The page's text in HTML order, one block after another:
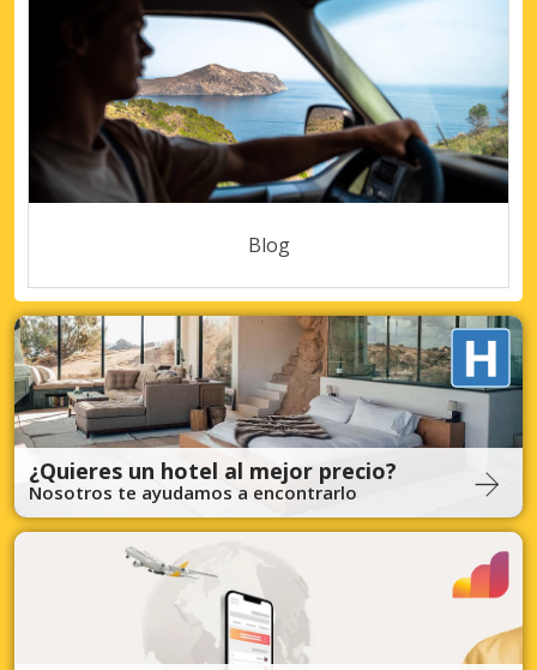
Blog
¿Quieres un hotel al mejor precio?
Nosotros te ayudamos a encontrarlo